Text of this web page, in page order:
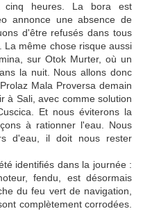
heures. La bora est
annonce une absence de
d'être refusés dans tous
La même chose risque aussi
sur Otok Murter, où un
la nuit. Nous allons donc
Mala Proversa demain
à Sali, avec comme solution
Et nous éviterons la
à rationner l'eau. Nous
d'eau, il doit nous rester
identifiés dans la journée :
fendu, est désormais
du feu vert de navigation,
complètement corrodées.